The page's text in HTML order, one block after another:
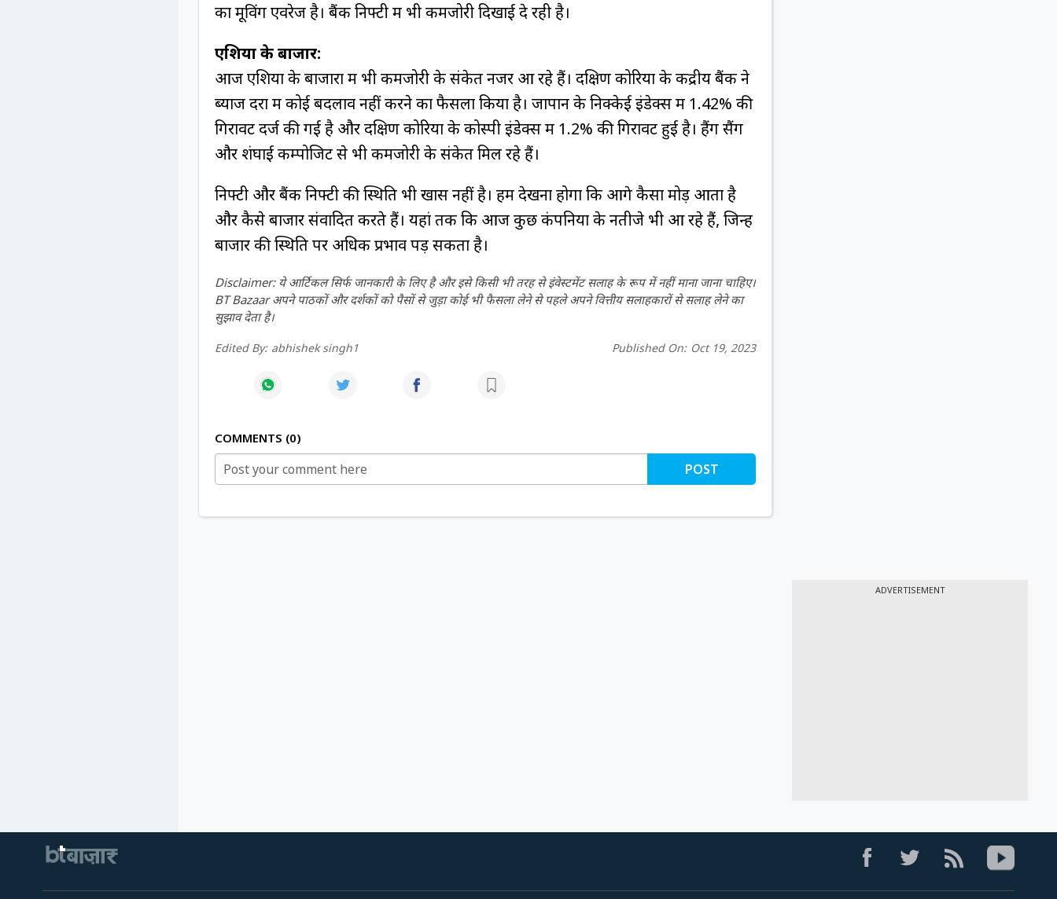
का मूविंग एवरेज है। बैंक निफ्टी में भी कमजोरी दिखाई दे रही है।
एशिया के बाजार:
आज एशिया के बाजारों में भी कमजोरी के संकेत नजर आ रहे हैं। दक्षिण कोरिया के केंद्रीय बैंक ने
ब्याज दरों में कोई बदलाव नहीं करने का फैसला किया है। जापान के निक्केई इंडेक्स में 1.42% की
गिरावट दर्ज की गई है और दक्षिण कोरिया के कोस्पी इंडेक्स में 1.2% की गिरावट हुई है। हैंग सैंग
और शंघाई कम्पोजिट से भी कमजोरी के संकेत मिल रहे हैं।
निफ्टी और बैंक निफ्टी की स्थिति भी खास नहीं है। हमें देखना होगा कि आगे कैसा मोड़ आता है
और कैसे बाजार संवादित करते हैं। यहां तक कि आज कुछ कंपनियों के नतीजे भी आ रहे हैं, जिन्हें
बाजार की स्थिति पर अधिक प्रभाव पड़ सकता है।
Disclaimer: ये आर्टिकल सिर्फ जानकारी के लिए है और इसे किसी भी तरह से इंवेस्टमेंट सलाह के रूप में नहीं माना जाना चाहिए।
BT Bazaar अपने पाठकों और दर्शकों को पैसों से जुड़ा कोई भी फैसला लेने से पहले अपने वित्तीय सलाहकारों से सलाह लेने का
सुझाव देता है।
Edited By: abhishek singh1 Published On: Oct 19, 2023
COMMENTS 0
POST
ADVERTISEMENT